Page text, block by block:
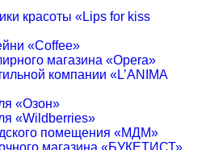
красоты «Lips for kiss
«Coffee»
магазина «Opera»
компании «L’ANIMA
«Озон»
«Wildberries»
помещения «МДМ»